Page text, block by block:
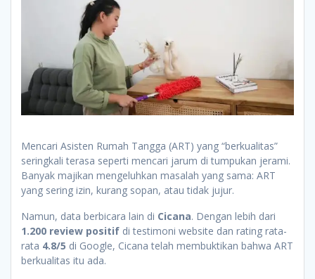
Mencari Asisten Rumah Tangga (ART) yang “berkualitas”
seringkali terasa seperti mencari jarum di tumpukan jerami.
Banyak majikan mengeluhkan masalah yang sama: ART
yang sering izin, kurang sopan, atau tidak jujur.
Namun, data berbicara lain di Cicana. Dengan lebih dari
1.200 review positif di testimoni website dan rating rata-
rata 4.8/5 di Google, Cicana telah membuktikan bahwa ART
berkualitas itu ada.